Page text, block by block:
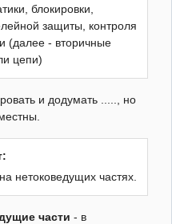
блокировки,
защиты, контроля
(далее - вторичные
цепи)
и додумать ....., но
нетоковедущих частях.
части - в